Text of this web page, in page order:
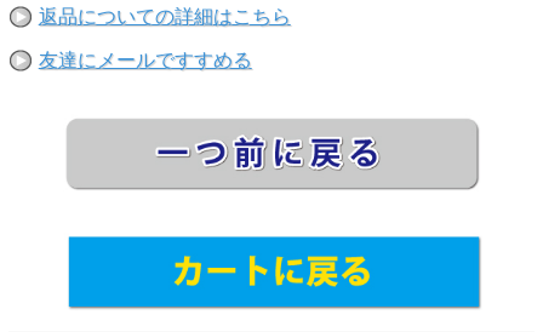
返品についての詳細はこちら
友達にメールですすめる